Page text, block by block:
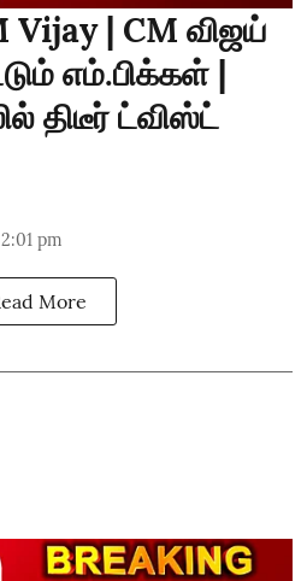
Vijay | CM விஜய்
எம்.பிக்கள் |
திடீர் ட்விஸ்ட்
pm
More